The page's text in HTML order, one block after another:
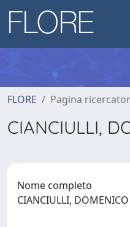
FLORE Pagina
CIANCIULLI,
Nome completo
CIANCIULLI, DOMENICO